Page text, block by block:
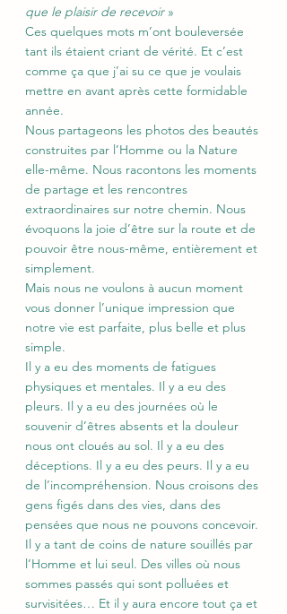
que le plaisir de recevoir »
Ces quelques mots m’ont bouleversée
tant ils étaient criant de vérité. Et c’est
comme ça que j’ai su ce que je voulais
mettre en avant après cette formidable
année.
Nous partageons les photos des beautés
construites par l’Homme ou la Nature
elle-même. Nous racontons les moments
de partage et les rencontres
extraordinaires sur notre chemin. Nous
évoquons la joie d’être sur la route et de
pouvoir être nous-même, entièrement et
simplement.
Mais nous ne voulons à aucun moment
vous donner l’unique impression que
notre vie est parfaite, plus belle et plus
simple.
Il y a eu des moments de fatigues
physiques et mentales. Il y a eu des
pleurs. Il y a eu des journées où le
souvenir d’êtres absents et la douleur
nous ont cloués au sol. Il y a eu des
déceptions. Il y a eu des peurs. Il y a eu
de l’incompréhension. Nous croisons des
gens figés dans des vies, dans des
pensées que nous ne pouvons concevoir.
Il y a tant de coins de nature souillés par
l’Homme et lui seul. Des villes où nous
sommes passés qui sont polluées et
survisitées… Et il y aura encore tout ça et